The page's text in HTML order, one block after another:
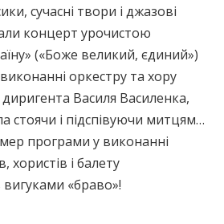
сучасні твори і джазові
концерт урочистою
(«Боже великий, єдиний»)
оркестру та хору
Василя Василенка,
стоячи і підспівуючи митцям…
програми у виконанні
хористів і балету
«браво»!